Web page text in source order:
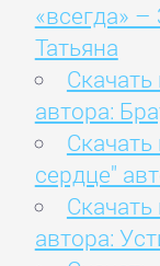
«всегда» –
Татьяна
автора:
сердце"
Скачать
автора: